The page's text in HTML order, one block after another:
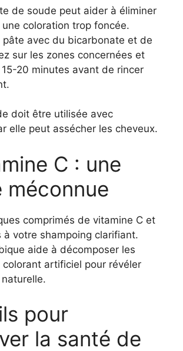
de soude peut aider à éliminer
coloration trop foncée.
pâte avec du bicarbonate et de
sur les zones concernées et
20 minutes avant de rincer
doit être utilisée avec
elle peut assécher les cheveux.
C : une
méconnue
comprimés de vitamine C et
à votre shampoing clarifiant.
aide à décomposer les
colorant artificiel pour révéler
pour
la santé de